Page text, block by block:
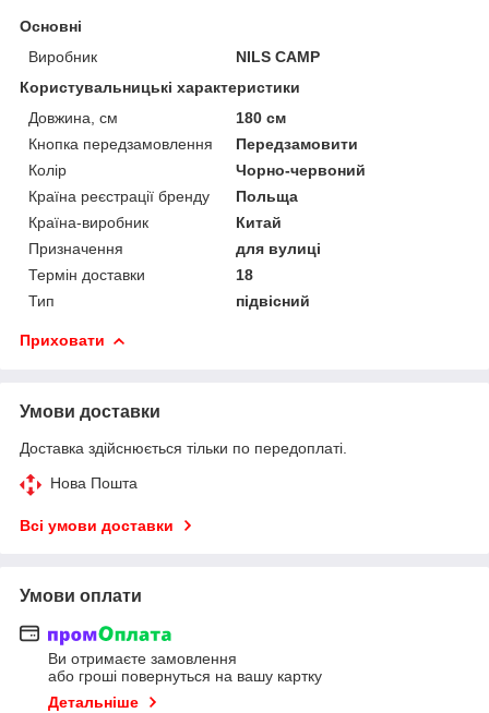
Основні
Виробник
NILS CAMP
Користувальницькі характеристики
Довжина, см
180 см
Кнопка передзамовлення
Передзамовити
Колір
Чорно-червоний
Країна реєстрації бренду
Польща
Країна-виробник
Китай
Призначення
для вулиці
Термін доставки
18
Тип
підвісний
Приховати
Умови доставки
Доставка здійснюється тільки по передоплаті.
Нова Пошта
Всі умови доставки
Умови оплати
Ви отримаєте замовлення
або гроші повернуться на вашу картку
Детальніше